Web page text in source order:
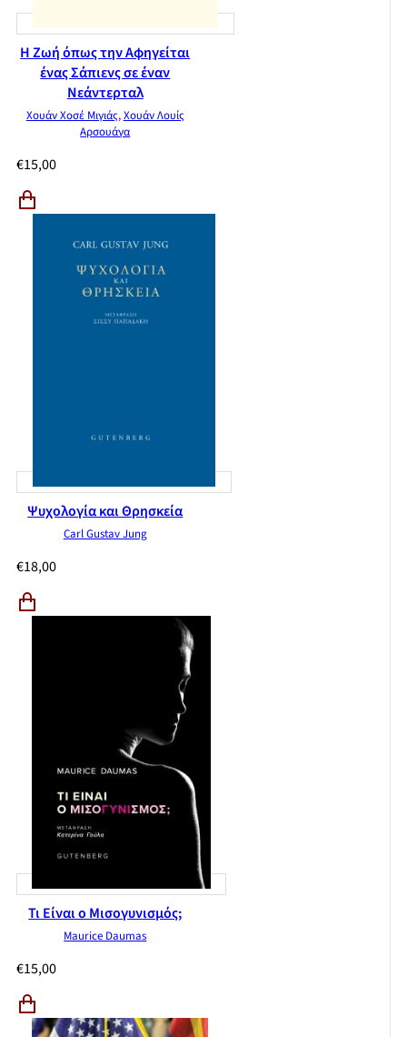
Η Ζωή όπως την Αφηγείται
ένας Σάπιενς σε έναν
Νεάντερταλ
Χουάν Χοσέ Μιγιάς,Χουάν Λουίς
Αρσουάγα
€15,00
Ψυχολογία και Θρησκεία
Carl Gustav Jung
€18,00
Τι Είναι ο Μισογυνισμός;
Maurice Daumas
€15,00